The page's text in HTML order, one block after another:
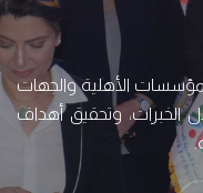
الأهلية والجهات
الخبرات، وتحقيق أهداف